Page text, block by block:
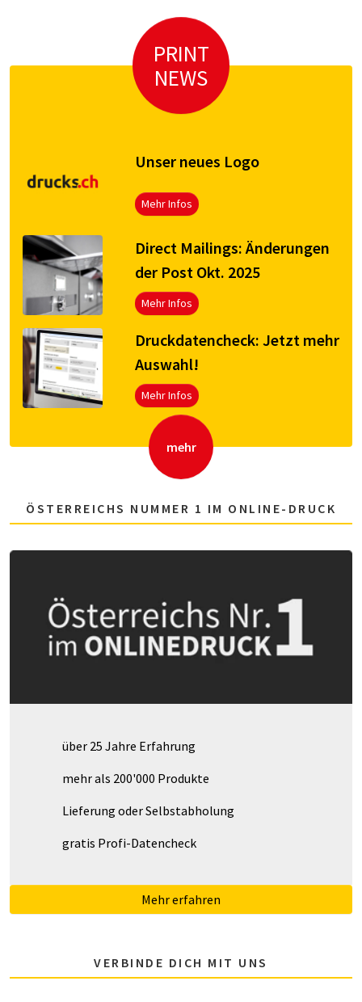
PRINT
NEWS
Unser neues Logo
Mehr Infos
Direct Mailings: Änderungen
der Post Okt. 2025
Mehr Infos
Druck­da­ten­check: Jetzt mehr
Aus­wahl!
Mehr Infos
mehr
ÖSTERREICHS NUMMER 1 IM ONLINE-DRUCK
über 25 Jahre Erfahrung
mehr als 200'000 Produkte
Lieferung oder Selbstabholung
gratis Profi-Datencheck
Mehr erfahren
VERBINDE DICH MIT UNS